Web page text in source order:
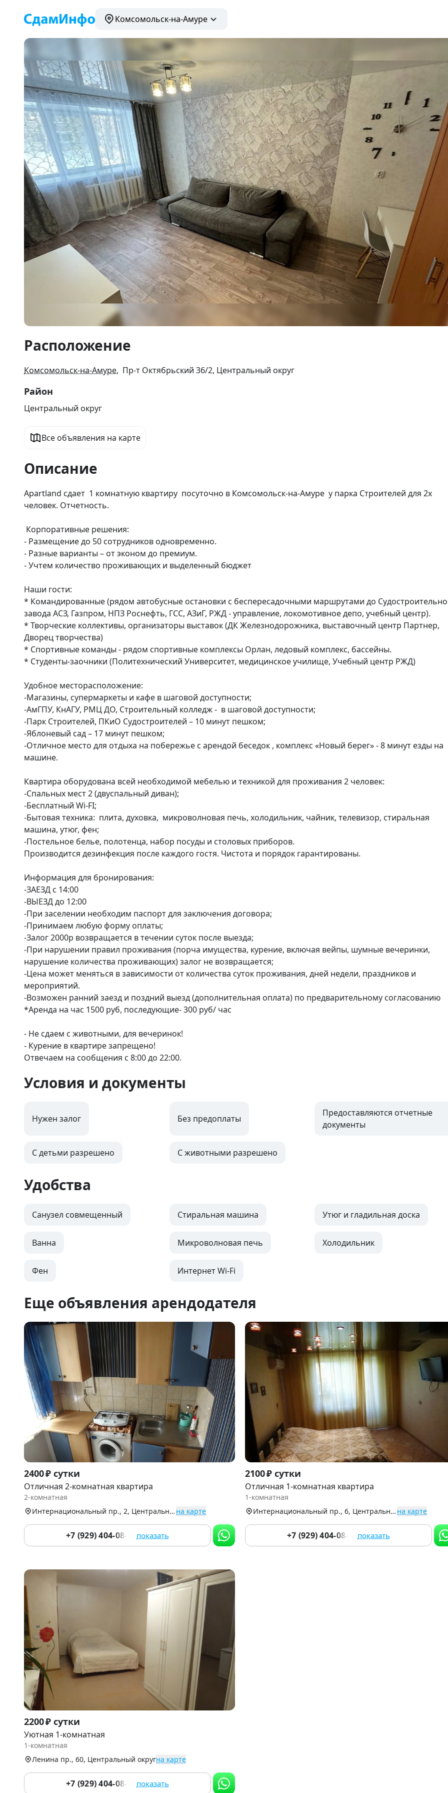
Комсомольск-на-Амуре
1
26
Расположение
Комсомольск-на-Амуре, Пр-т Октябрьский 36/2, Центральный округ
Район
Центральный округ
Все объявления на карте
Описание
Apartland сдает  1 комнатную квартиру  посуточно в Комсомольск-на-Амуре  у парка Строителей для 2х
человек. Отчетность.
- Размещение до 50 сотрудников одновременно.
- Разные варианты – от эконом до премиум.
- Учтем количество проживающих и выделенный бюджет
Наши гости:
* Командированные (рядом автобусные остановки с беспересадочными маршрутами до
завода АСЗ, Газпром, НПЗ Роснефть, ГСС, АЗиГ, РЖД - управление, локомотивное депо, учебный центр).
* Творческие коллективы, организаторы выставок (ДК Железнодорожника, выставочный центр Партнер,
Дворец творчества)
* Спортивные команды - рядом спортивные комплексы Орлан, ледовый комплекс, бассейны.
* Студенты-заочники (Политехнический Университет, медицинское училище, Учебный центр РЖД)
Удобное месторасположение:
-Магазины, супермаркеты и кафе в шаговой доступности;
-АмГПУ, КнАГУ, РМЦ ДО, Строительный колледж -  в шаговой доступности;
-Парк Строителей, ПКиО Судостроителей – 10 минут пешком;
-Яблоневый сад – 17 минут пешком;
-Отличное место для отдыха на побережье с арендой беседок , комплекс «Новый берег» - 8 минут езды на
машине.
Квартира оборудована всей необходимой мебелью и техникой для проживания 2 человек:
-Спальных мест 2 (двуспальный диван);
-Бесплатный Wi-FI;
-Бытовая техника:  плита, духовка,  микроволновая печь, холодильник, чайник, телевизор, стиральная
машина, утюг, фен;
-Постельное белье, полотенца, набор посуды и столовых приборов.
Производится дезинфекция после каждого гостя. Чистота и порядок гарантированы.
Информация для бронирования:
-ЗАЕЗД с 14:00
-ВЫЕЗД до 12:00
-При заселении необходим паспорт для заключения договора;
-Принимаем любую форму оплаты;
-Залог 2000р возвращается в течении суток после выезда;
-При нарушении правил проживания (порча имущества, курение, включая вейпы, шумные вечеринки,
нарушение количества проживающих) залог не возвращается;
-Цена может меняться в зависимости от количества суток проживания, дней недели, праздников и
мероприятий.
-Возможен ранний заезд и поздний выезд (дополнительная оплата) по предварительному согласованию
*Аренда на час 1500 руб, последующие- 300 руб/ час
- Не сдаем с животными, для вечеринок!
- Курение в квартире запрещено!
Отвечаем на сообщения с 8:00 до 22:00.
Условия и документы
Нужен залог Без предоплаты
Предоставляются отчетные
документы
С детьми разрешено С животными разрешено
Удобства
Санузел совмещенный Стиральная машина Утюг и гладильная доска
Ванна Микроволновая печь Холодильник
Фен Интернет Wi-Fi
Еще объявления арендодателя
Item
1
of
2400 ₽ сутки
Отличная 2-комнатная квартира
2-комнатная
Интернациональный пр., 2, Центральный округ на карте
+7 (929) 404-08-22 показать
Item
1
of
2100 ₽ сутки
Отличная 1-комнатная квартира
1-комнатная
Интернациональный пр., 6, Центральный округ на карте
+7 (929) 404-08-22 показать
Item
1
of
9
2200 ₽ сутки
Уютная 1-комнатная
1-комнатная
Ленина пр., 60, Центральный округна карте
+7 (929) 404-08-22 показать